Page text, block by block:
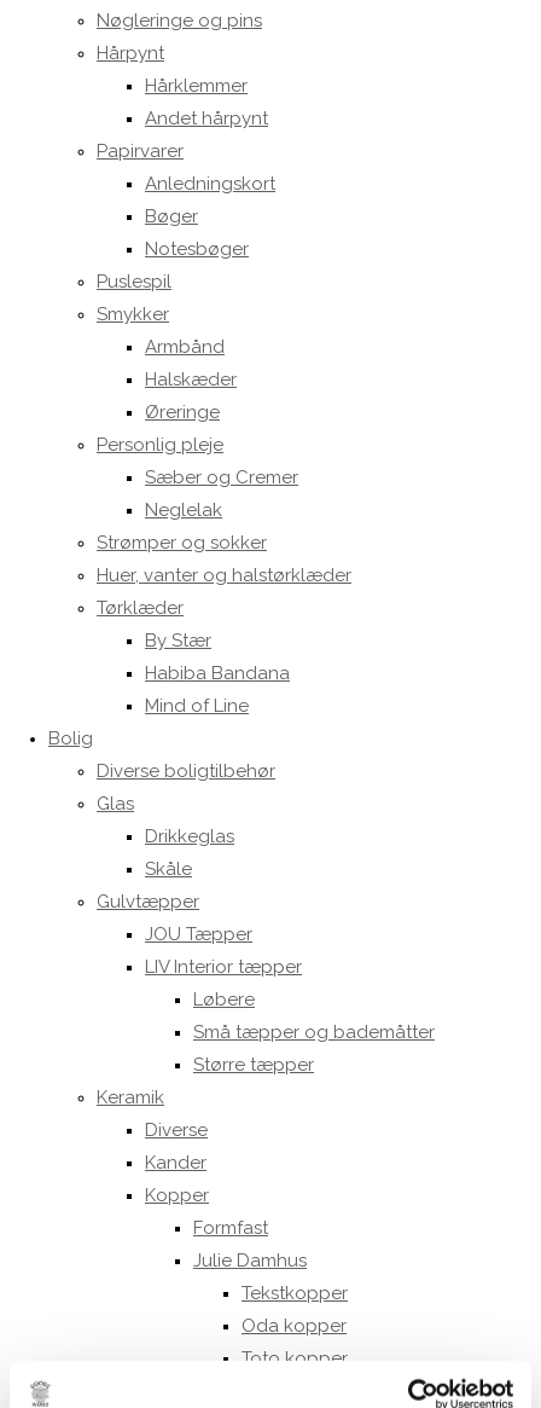
Nøgleringe og pins
Hårpynt
Hårklemmer
Andet hårpynt
Papirvarer
Anledningskort
Bøger
Notesbøger
Puslespil
Smykker
Armbånd
Halskæder
Øreringe
Personlig pleje
Sæber og Cremer
Neglelak
Strømper og sokker
Huer, vanter og halstørklæder
Tørklæder
By Stær
Habiba Bandana
Mind of Line
Bolig
Diverse boligtilbehør
Glas
Drikkeglas
Skåle
Gulvtæpper
JOU Tæpper
LIV Interior tæpper
Løbere
Små tæpper og bademåtter
Større tæpper
Keramik
Diverse
Kander
Kopper
Formfast
Julie Damhus
Tekstkopper
Oda kopper
Toto kopper